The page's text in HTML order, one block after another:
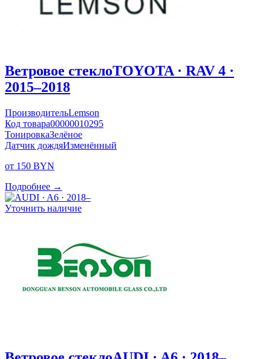
Ветровое стеклоTOYOTA · RAV 4 ·
2015–2018
ПроизводительLemson
Код товара00000010295
ТонировкаЗелёное
Датчик дождяИзменённый
от 150 BYN
Подробнее →
Уточнить наличие